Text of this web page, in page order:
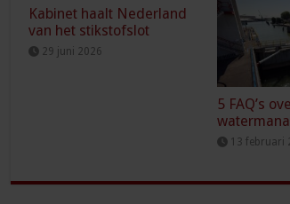
Kabinet haalt Nederland
van het stikstofslot
29 juni 2026
5 FAQ’s
13 februari